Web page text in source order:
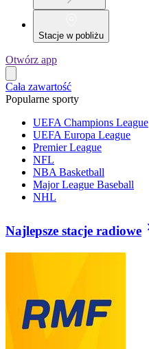
Stacje w pobliżu
Otwórz app
Cała zawartość
Popularne sporty
UEFA Champions League
UEFA Europa League
Premier League
NFL
NBA Basketball
Major League Baseball
NHL
Najlepsze stacje radiowe